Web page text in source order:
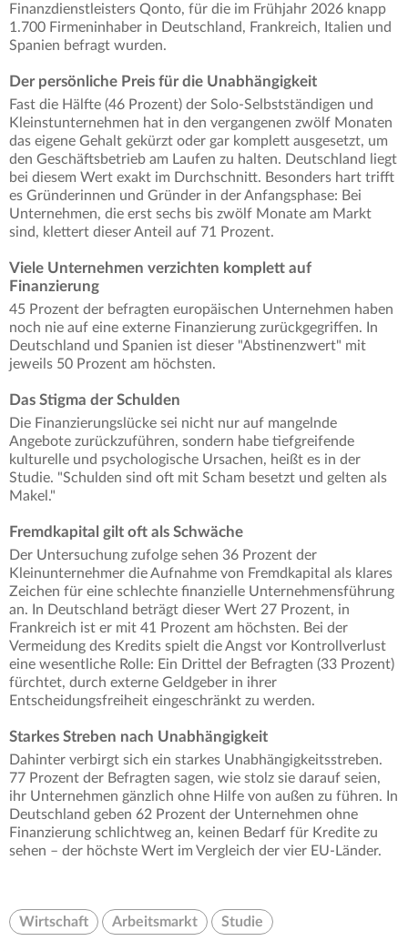
Finanzdienstleisters Qonto, für die im Frühjahr 2026 knapp
1.700 Firmeninhaber in Deutschland, Frankreich, Italien und
Spanien befragt wurden.
Der persönliche Preis für die Unabhängigkeit
Fast die Hälfte (46 Prozent) der Solo-Selbstständigen und
Kleinstunternehmen hat in den vergangenen zwölf Monaten
das eigene Gehalt gekürzt oder gar komplett ausgesetzt, um
den Geschäftsbetrieb am Laufen zu halten. Deutschland liegt
bei diesem Wert exakt im Durchschnitt. Besonders hart trifft
es Gründerinnen und Gründer in der Anfangsphase: Bei
Unternehmen, die erst sechs bis zwölf Monate am Markt
sind, klettert dieser Anteil auf 71 Prozent.
Viele Unternehmen verzichten komplett auf
Finanzierung
45 Prozent der befragten europäischen Unternehmen haben
noch nie auf eine externe Finanzierung zurückgegriffen. In
Deutschland und Spanien ist dieser "Abstinenzwert" mit
jeweils 50 Prozent am höchsten.
Das Stigma der Schulden
Die Finanzierungslücke sei nicht nur auf mangelnde
Angebote zurückzuführen, sondern habe tiefgreifende
kulturelle und psychologische Ursachen, heißt es in der
Studie. "Schulden sind oft mit Scham besetzt und gelten als
Makel."
Fremdkapital gilt oft als Schwäche
Der Untersuchung zufolge sehen 36 Prozent der
Kleinunternehmer die Aufnahme von Fremdkapital als klares
Zeichen für eine schlechte finanzielle Unternehmensführung
an. In Deutschland beträgt dieser Wert 27 Prozent, in
Frankreich ist er mit 41 Prozent am höchsten. Bei der
Vermeidung des Kredits spielt die Angst vor Kontrollverlust
eine wesentliche Rolle: Ein Drittel der Befragten (33 Prozent)
fürchtet, durch externe Geldgeber in ihrer
Entscheidungsfreiheit eingeschränkt zu werden.
Starkes Streben nach Unabhängigkeit
Dahinter verbirgt sich ein starkes Unabhängigkeitsstreben.
77 Prozent der Befragten sagen, wie stolz sie darauf seien,
ihr Unternehmen gänzlich ohne Hilfe von außen zu führen. In
Deutschland geben 62 Prozent der Unternehmen ohne
Finanzierung schlichtweg an, keinen Bedarf für Kredite zu
sehen – der höchste Wert im Vergleich der vier EU-Länder.
Wirtschaft Arbeitsmarkt Studie